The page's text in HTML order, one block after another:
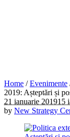
Home /Evenimente
2019: Așteptări și
21 ianuarie 201915
by New Strategy